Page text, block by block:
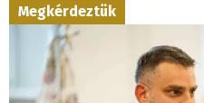
Megkérdeztük